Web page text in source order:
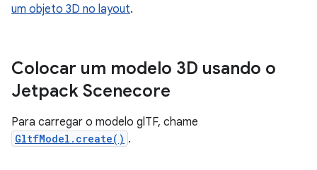
um objeto 3D no layout.
Colocar um modelo 3D usando o
Jetpack Scenecore
Para carregar o modelo glTF, chame
GltfModel.create() .